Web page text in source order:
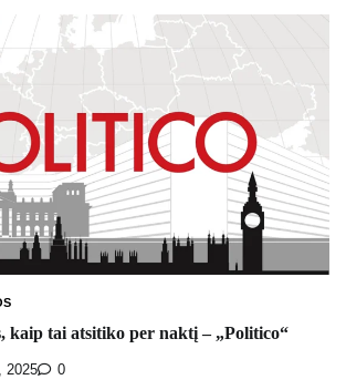
kaip tai atsitiko per naktį – „Politico“
2025 0